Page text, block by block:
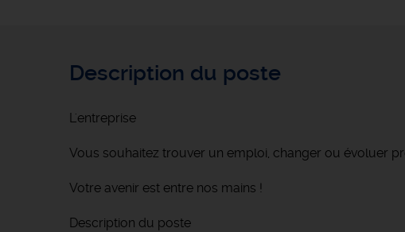
Description du poste
L'entreprise
Vous souhaitez trouver un emploi, changer ou évoluer
Votre avenir est entre nos mains !
Description du poste